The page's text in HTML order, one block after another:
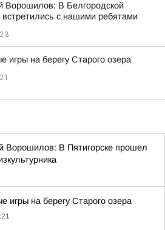
Ворошилов: В Белгородской
встретились с нашими ребятами
игры на берегу Старого озера
Ворошилов: В Пятигорске прошел
игры на берегу Старого озера